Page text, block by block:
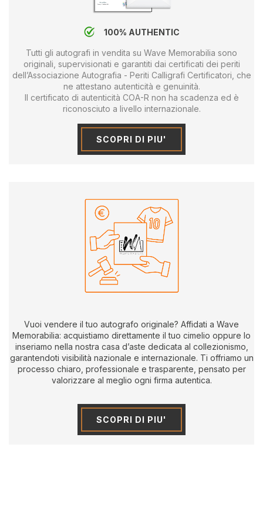
100% AUTHENTIC
Tutti gli autografi in vendita su Wave Memorabilia sono
originali, supervisionati e garantiti dai certificati dei periti
dell’Associazione Autografia - Periti Calligrafi Certificatori, che
ne attestano autenticità e genuinità.
Il certificato di autenticità COA-R non ha scadenza ed è
riconosciuto a livello internazionale.
SCOPRI DI PIU'
Vuoi vendere il tuo autografo originale? Affidati a Wave
Memorabilia: acquistiamo direttamente il tuo cimelio oppure lo
inseriamo nella nostra casa d’aste dedicata al collezionismo,
garantendoti visibilità nazionale e internazionale. Ti offriamo un
processo chiaro, professionale e trasparente, pensato per
valorizzare al meglio ogni firma autentica.
SCOPRI DI PIU'